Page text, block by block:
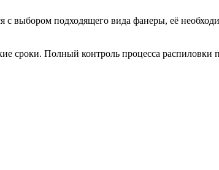
выбором подходящего вида фанеры, её
сроки. Полный контроль процесса распиловки